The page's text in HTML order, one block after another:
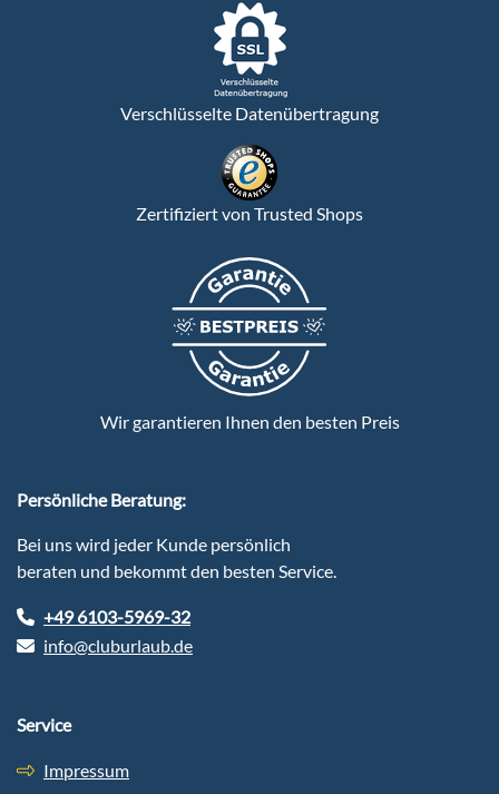
Verschlüsselte Datenübertragung
Zertifiziert von Trusted Shops
Wir garantieren Ihnen den besten Preis
Persönliche Beratung:
Bei uns wird jeder Kunde persönlich
beraten und bekommt den besten Service.
+49 6103-5969-32
info@cluburlaub.de
Service
Impressum